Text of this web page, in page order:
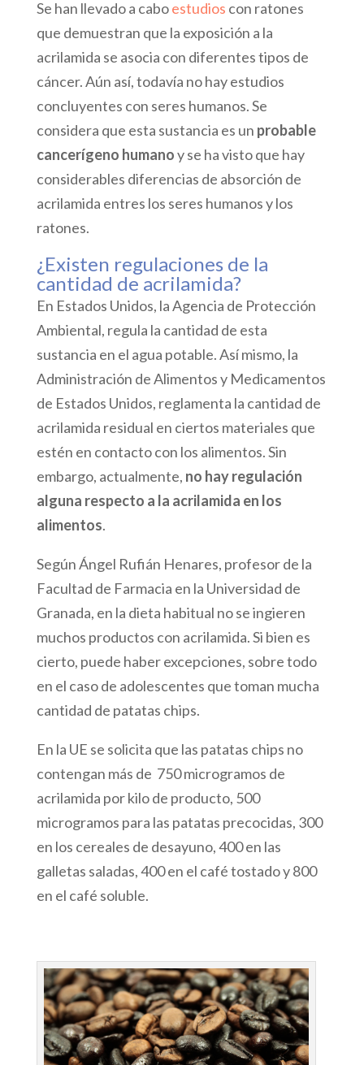
Se han llevado a caboestudios con ratones
que demuestran que la exposición a la
acrilamida se asocia con diferentes tipos de
cáncer. Aún así, todavía no hay estudios
concluyentes con seres humanos. Se
considera que esta sustancia es un probable
cancerígeno humanoy se ha visto que hay
considerables diferencias de absorción de
acrilamida entres los seres humanos y los
ratones.
¿Existen regulaciones de la
cantidad de acrilamida?
En Estados Unidos, la Agencia de Protección
Ambiental, regula la cantidad de esta
sustancia en el agua potable. Así mismo, la
Administración de Alimentos y Medicamentos
de Estados Unidos, reglamenta la cantidad de
acrilamida residual en ciertos materiales que
estén en contacto con los alimentos. Sin
embargo, actualmente, no hay regulación
alguna respecto a la acrilamida en los
alimentos.
Según Ángel Rufián Henares, profesor de la
Facultad de Farmacia en la Universidad de
Granada, en la dieta habitual no se ingieren
muchos productos con acrilamida. Si bien es
cierto, puede haber excepciones, sobre todo
en el caso de adolescentes que toman mucha
cantidad de patatas chips.
En la UE se solicita que las patatas chips no
contengan más de 750 microgramos de
acrilamida por kilo de producto, 500
microgramos para las patatas precocidas, 300
en los cereales de desayuno, 400 en las
galletas saladas, 400 en el café tostado y 800
en el café soluble.